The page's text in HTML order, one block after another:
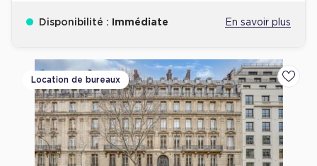
Guide & Conseils
Livrets blancs & Études
Cas Clients
Disponibilité : Immédiate En savoir plus
Location de bureaux